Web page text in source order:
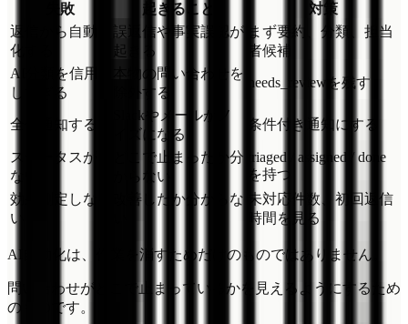
失敗 起きること
対策
返信から自動
化する
誤返信や事実誤認が
起きる
まず要約、分類、担当
者候補
AI分類を信用
しすぎる
本物の問い合わせを
除外する
needs_reviewを残す
全件通知する
Slackやメールがノ
イズになる
条件付き通知にする
ステータスが
ない
どこで止まったか分
からない
triaged / assigned / done
を持つ
効果測定しな
い
改善したか分からな
未対応件数、初回返信
時間を見る
AI自動化は、作業を消すためだけのものではありません。
問い合わせがどこで止まっているかを見えるようにするため
のものです。